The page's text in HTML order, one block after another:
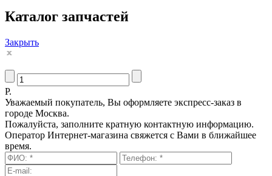
Каталог запчастей
Закрыть
Р.
Уважаемый покупатель, Вы оформляете экспресс-заказ в
городе Москва.
Пожалуйста, заполните кратную контактную информацию.
Оператор Интернет-магазина свяжется с Вами в ближайшее
время.